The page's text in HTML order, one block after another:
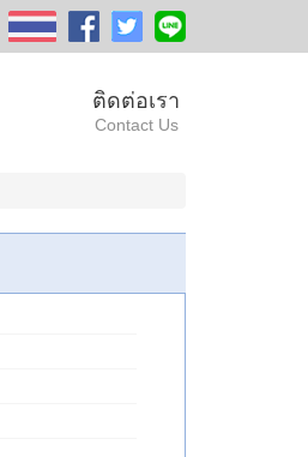
ติดต่อเรา
Contact Us